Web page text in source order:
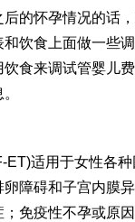
的怀孕情况的话
和饮食上面做一些
食来调试管婴儿
ET)适用于女性各
障碍和子宫内膜
免疫性不孕或原因